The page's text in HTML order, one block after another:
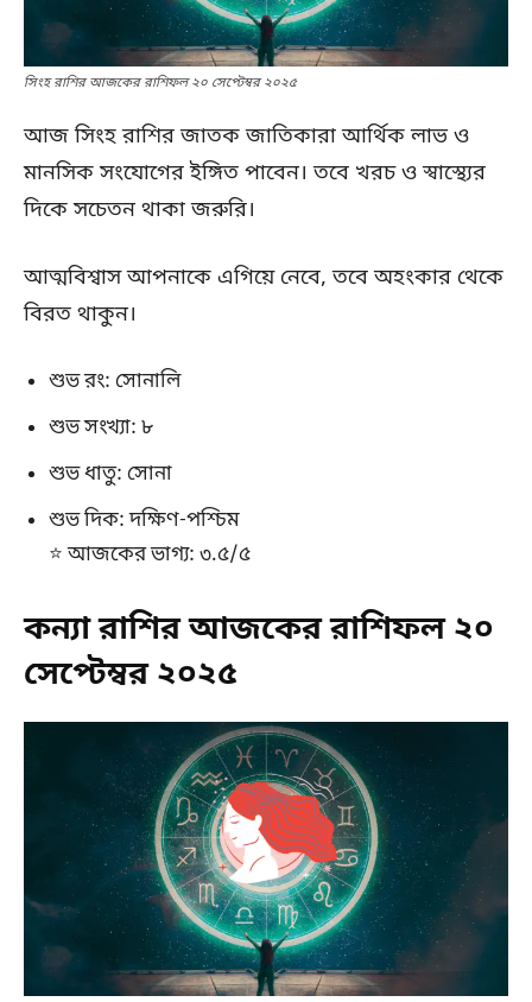
সিংহ রাশির আজকের রাশিফল ২০ সেপ্টেম্বর ২০২৫
আজ সিংহ রাশির জাতক জাতিকারা আর্থিক লাভ ও
মানসিক সংযোগের ইঙ্গিত পাবেন। তবে খরচ ও স্বাস্থ্যের
দিকে সচেতন থাকা জরুরি।
আত্মবিশ্বাস আপনাকে এগিয়ে নেবে, তবে অহংকার থেকে
বিরত থাকুন।
শুভ রং: সোনালি
শুভ সংখ্যা: ৮
শুভ ধাতু: সোনা
শুভ দিক: দক্ষিণ-পশ্চিম
⭐ আজকের ভাগ্য: ৩.৫/৫
কন্যা রাশির আজকের রাশিফল ২০
সেপ্টেম্বর ২০২৫